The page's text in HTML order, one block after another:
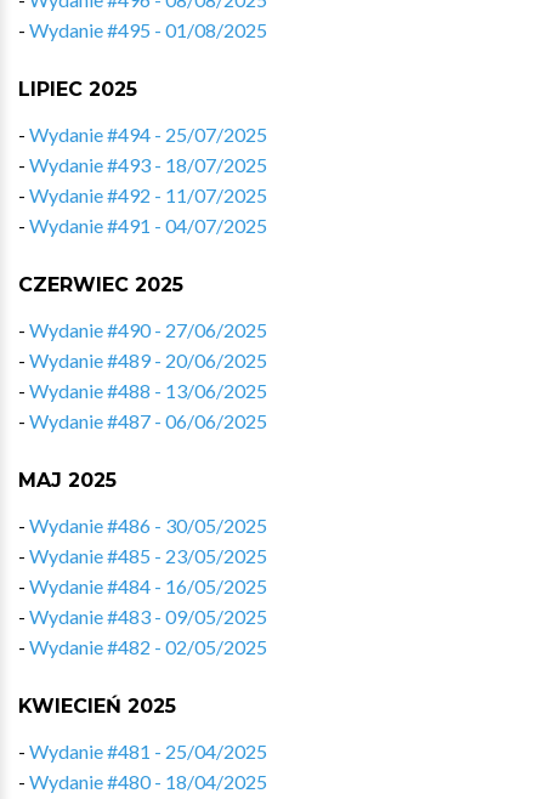
- Wydanie #495 - 01/08/2025
LIPIEC 2025
- Wydanie #494 - 25/07/2025
- Wydanie #493 - 18/07/2025
- Wydanie #492 - 11/07/2025
- Wydanie #491 - 04/07/2025
CZERWIEC 2025
- Wydanie #490 - 27/06/2025
- Wydanie #489 - 20/06/2025
- Wydanie #488 - 13/06/2025
- Wydanie #487 - 06/06/2025
MAJ 2025
- Wydanie #486 - 30/05/2025
- Wydanie #485 - 23/05/2025
- Wydanie #484 - 16/05/2025
- Wydanie #483 - 09/05/2025
- Wydanie #482 - 02/05/2025
KWIECIEŃ 2025
- Wydanie #481 - 25/04/2025
- Wydanie #480 - 18/04/2025